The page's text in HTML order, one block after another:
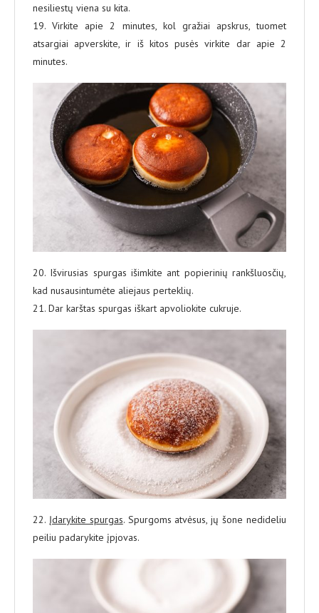
nesiliestų viena su kita.
19. Virkite apie 2 minutes, kol gražiai apskrus, tuomet
atsargiai apverskite, ir iš kitos pusės virkite dar apie 2
minutes.
20. Išvirusias spurgas išimkite ant popierinių rankšluosčių,
kad nusausintumėte aliejaus perteklių.
21. Dar karštas spurgas iškart apvoliokite cukruje.
22. Įdarykite spurgas. Spurgoms atvėsus, jų šone nedideliu
peiliu padarykite įpjovas.